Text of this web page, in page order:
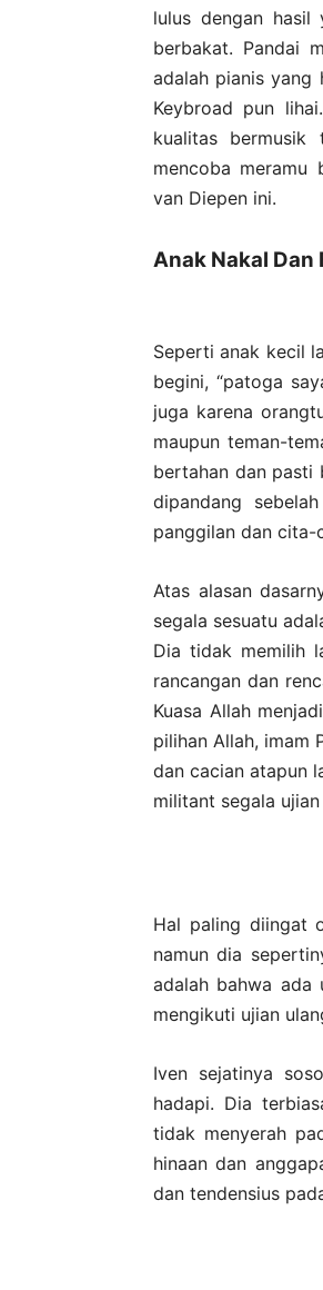
lulus dengan
berbakat. Pandai
adalah pianis yang
Keybroad pun
kualitas bermusik
mencoba meramu
van Diepen ini.
Anak Nakal Dan
Seperti anak kecil
begini, “patoga
juga karena
maupun teman-
bertahan dan pasti
dipandang
panggilan dan cita-
Atas alasan
segala sesuatu
Dia tidak memilih
rancangan dan
Kuasa Allah
pilihan Allah, imam
dan cacian atapun
militant segala
Hal paling diingat
namun dia
adalah bahwa ada
mengikuti ujian
Iven sejatinya
hadapi. Dia
tidak menyerah
hinaan dan
dan tendensius